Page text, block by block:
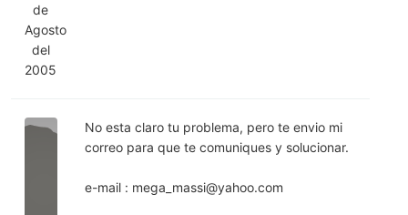
de
Agosto
del
2005
No esta claro tu problema, pero te envio mi
correo para que te comuniques y solucionar.
e-mail : mega_massi@yahoo.com